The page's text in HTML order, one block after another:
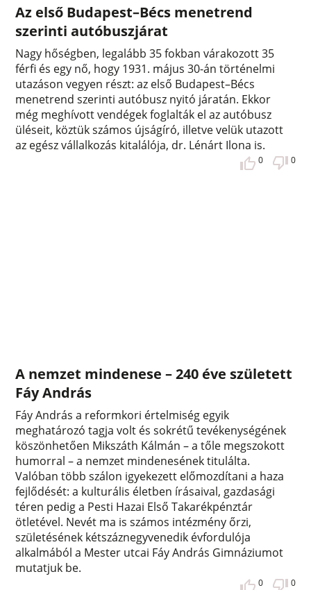
Az első Budapest–Bécs menetrend
szerinti autóbuszjárat
Nagy hőségben, legalább 35 fokban várakozott 35
férfi és egy nő, hogy 1931. május 30-án történelmi
utazáson vegyen részt: az első Budapest–Bécs
menetrend szerinti autóbusz nyitó járatán. Ekkor
még meghívott vendégek foglalták el az autóbusz
üléseit, köztük számos újságíró, illetve velük utazott
az egész vállalkozás kitalálója, dr. Lénárt Ilona is.
0 0
A nemzet mindenese – 240 éve született
Fáy András
Fáy András a reformkori értelmiség egyik
meghatározó tagja volt és sokrétű tevékenységének
köszönhetően Mikszáth Kálmán – a tőle megszokott
humorral – a nemzet mindenesének titulálta.
Valóban több szálon igyekezett előmozdítani a haza
fejlődését: a kulturális életben írásaival, gazdasági
téren pedig a Pesti Hazai Első Takarékpénztár
ötletével. Nevét ma is számos intézmény őrzi,
születésének kétszáznegyvenedik évfordulója
alkalmából a Mester utcai Fáy András Gimnáziumot
mutatjuk be.
0 0